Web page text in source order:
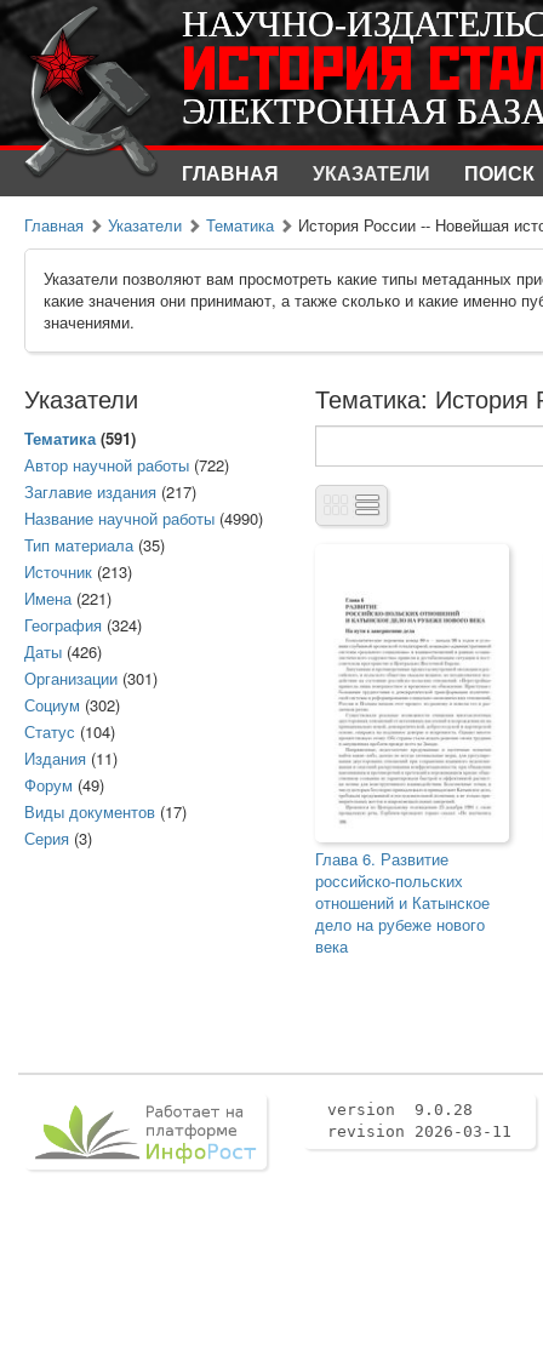
НАУЧНО-
ИСТОРИЯ
ЭЛЕКТРОННАЯ
ГЛАВНАЯ УКАЗАТЕЛИ ПОИСК
НАУЧНО-
ИСТОРИЯ
ЭЛЕКТРОННАЯ
Главная Указатели Тематика История России -- Новейшая
Указатели позволяют вам просмотреть какие типы метаданных
какие значения они принимают, а также сколько и какие именно
значениями.
Указатели
Тематика(591)
Автор научной работы (722)
Заглавие издания (217)
Название научной работы (4990)
Тип материала(35)
Источник (213)
Имена(221)
География (324)
Даты (426)
Организации (301)
Социум (302)
Статус (104)
Издания (11)
Форум (49)
Виды документов (17)
Серия (3)
Тематика:
Глава 6. Развитие
российско-польских
отношений и Катынское
дело на рубеже нового
века
version 9.0.28
revision 2026-03-11